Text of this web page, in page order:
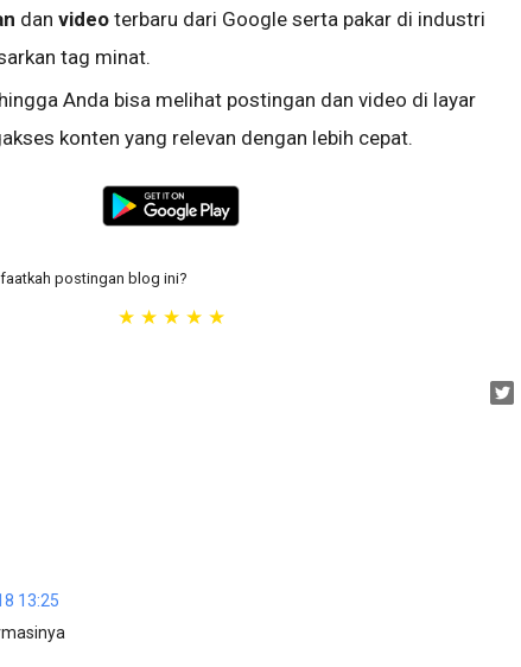
dan video terbaru dari Google serta pakar di industri
tag minat.
Anda bisa melihat postingan dan video di layar
konten yang relevan dengan lebih cepat.
postingan blog ini?
★ ★ ★ ★ ★
13:25